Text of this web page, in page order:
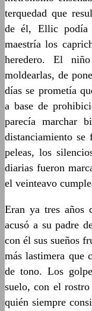
terquedad que
de él, Ellic podía
maestría los
heredero. El
moldearlas, de
días se prometía
a base de
parecía marchar
distanciamiento se
peleas, los
diarias fueron
el veinteavo
Eran ya tres años
acusó a su padre
con él sus sueños
más lastimera que
de tono. Los
suelo, con el
quién siempre